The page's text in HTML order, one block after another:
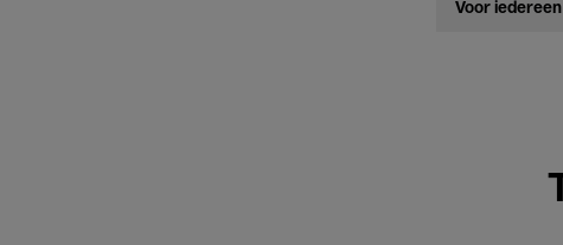
Voor iedereen